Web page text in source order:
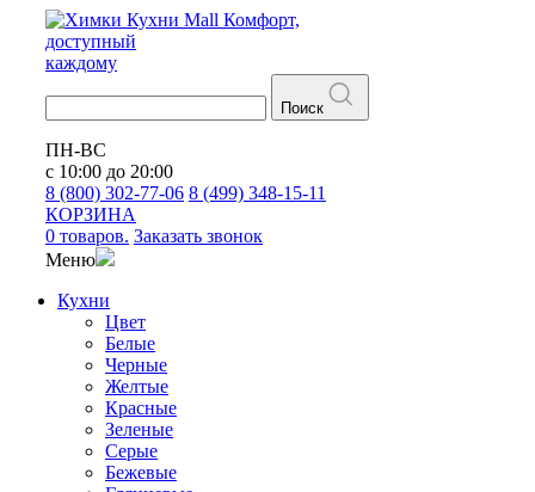
Кухни Mall Комфорт,
доступный
каждому
Поиск
ПН-ВС
с 10:00 до 20:00
8 (800) 302-77-06 8 (499) 348-15-11
КОРЗИНА
0 товаров. Заказать звонок
Меню
Кухни
Цвет
Белые
Черные
Желтые
Красные
Зеленые
Серые
Бежевые